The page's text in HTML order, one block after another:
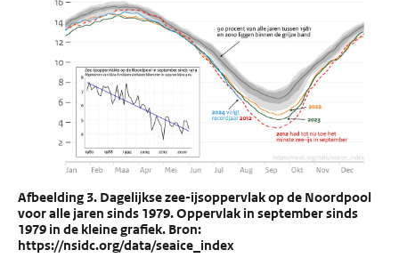
Afbeelding 3. Dagelijkse zee-ijsoppervlak op de Noordpool
voor alle jaren sinds 1979. Oppervlak in september sinds
1979 in de kleine grafiek. Bron:
https://nsidc.org/data/seaice_index